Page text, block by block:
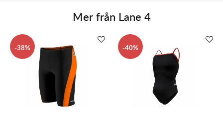
Mer från Lane 4
38 40